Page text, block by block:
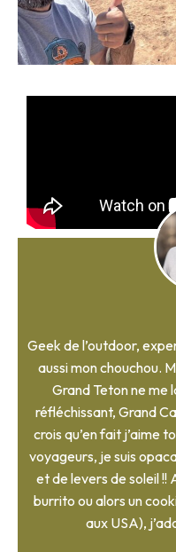
Geek de l’outdoor,
aussi mon chouchou.
Grand Teton ne me
réfléchissant, Grand
crois qu’en fait j’aime
voyageurs, je suis
et de levers de soleil !!
burrito ou alors un
aux USA),